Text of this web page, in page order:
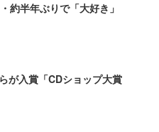
約半年ぶりで「大好き」
が入賞「CDショップ大賞